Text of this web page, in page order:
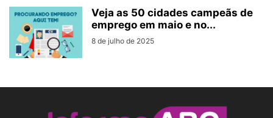
Veja as 50 cidades campeãs de
emprego em maio e no...
8 de julho de 2025